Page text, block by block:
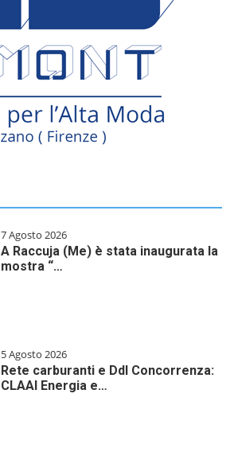
7 Agosto 2026
A Raccuja (Me) è stata inaugurata la
mostra “…
5 Agosto 2026
Rete carburanti e Ddl Concorrenza:
CLAAI Energia e…